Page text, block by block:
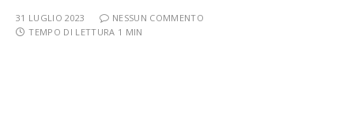
31 LUGLIO 2023
NESSUN COMMENTO
TEMPO DI LETTURA 1 MIN